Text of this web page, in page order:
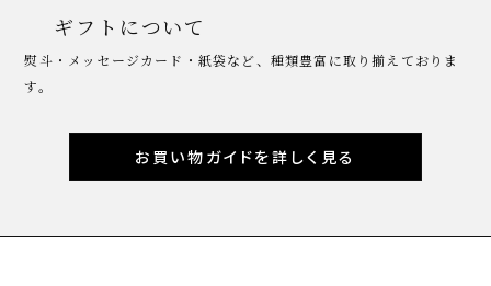
ギフトについて
熨斗・メッセージカード・紙袋など、種類豊富に取り揃えておりま
す。
お買い物ガイドを詳しく見る